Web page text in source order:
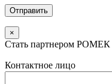
×
Стать партнером РОМЕК
Контактное лицо